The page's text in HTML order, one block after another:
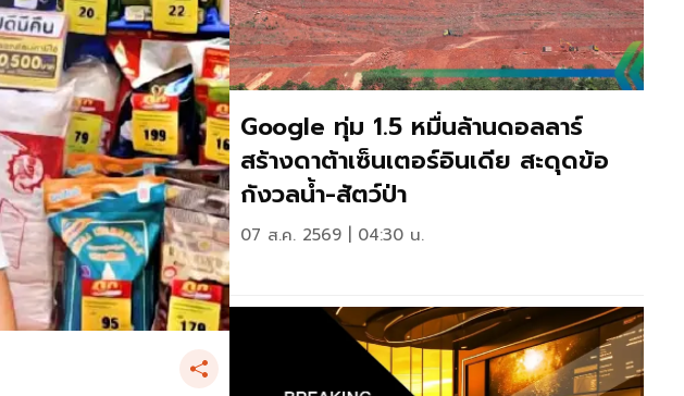
Google ทุ่ม 1.5 หมื่นล้านดอลลาร์
สร้างดาต้าเซ็นเตอร์อินเดีย สะดุดข้อ
กังวลน้ำ-สัตว์ป่า
07 ส.ค. 2569 | 04:30 น.